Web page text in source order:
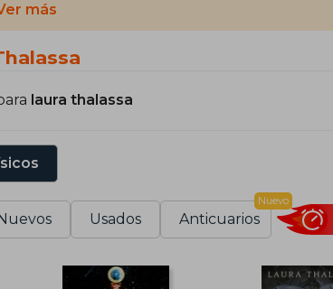
no está escribiendo, se puede
el apocalipsis o acurrucada en el sofá
más
laura thalassa
Usados Anticuarios
Nuevo